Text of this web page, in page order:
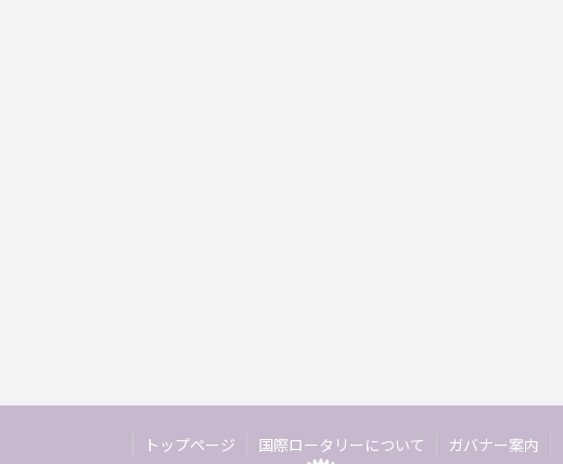
トップページ 国際ロータリーについて ガバナー案内